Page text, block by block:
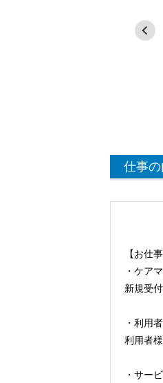
仕事
【お仕
・ケア
新規受
・利用
利用者
・サー